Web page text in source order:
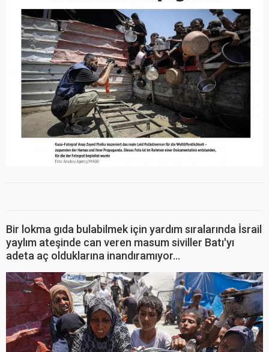
Bir lokma gıda bulabilmek için yardım sıralarında İsrail
yaylım ateşinde can veren masum siviller Batı'yı
adeta aç olduklarına inandıramıyor...